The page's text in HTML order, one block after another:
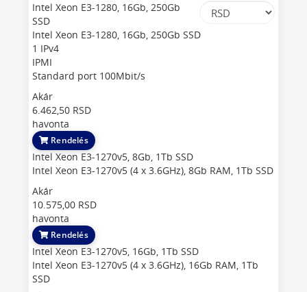
Intel Xeon E3-1280, 16Gb, 250Gb
SSD
Intel Xeon E3-1280, 16Gb, 250Gb SSD
1 IPv4
IPMI
Standard port 100Mbit/s
Akár
6.462,50 RSD
havonta
Rendelés
Intel Xeon E3-1270v5, 8Gb, 1Tb SSD
Intel Xeon E3-1270v5 (4 x 3.6GHz), 8Gb RAM, 1Tb SSD
Akár
10.575,00 RSD
havonta
Rendelés
Intel Xeon E3-1270v5, 16Gb, 1Tb SSD
Intel Xeon E3-1270v5 (4 x 3.6GHz), 16Gb RAM, 1Tb
SSD